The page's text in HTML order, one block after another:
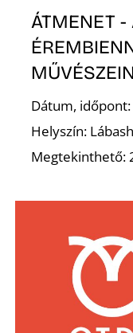
ÁTMENET -
Dátum,
Helyszín:
Megtekinthető: